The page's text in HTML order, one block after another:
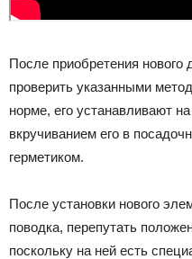
После приобретения нового
проверить указанными
норме, его устанавливают
вкручиванием его в
герметиком.
После установки нового
поводка, перепутать
поскольку на ней есть